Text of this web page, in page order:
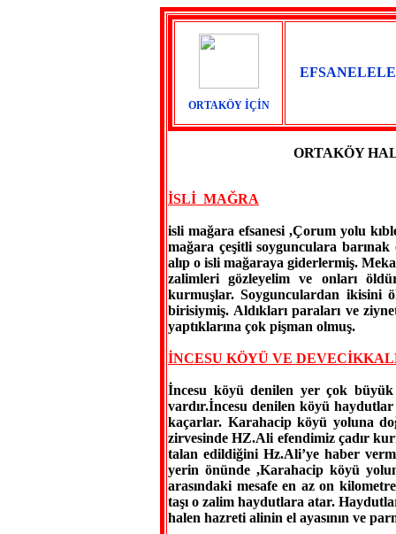
ORTAKÖY İÇİN
ORTAKÖY
İSLİ MAĞRA
isli mağara efsanesi ,Çorum yolu
mağara çeşitli soygunculara
alıp o isli mağaraya giderlermiş.
zalimleri gözleyelim ve onları
kurmuşlar. Soygunculardan ikisini
birisiymiş. Aldıkları paraları ve
yaptıklarına çok pişman olmuş.
İNCESU KÖYÜ VE
İncesu köyü denilen yer çok
vardır.İncesu denilen köyü
kaçarlar. Karahacip köyü yoluna
zirvesinde HZ.Ali efendimiz çadır
talan edildiğini Hz.Ali’ye haber
yerin önünde ,Karahacip köyü
arasındaki mesafe en az on
taşı o zalim haydutlara atar.
halen hazreti alinin el ayasının ve